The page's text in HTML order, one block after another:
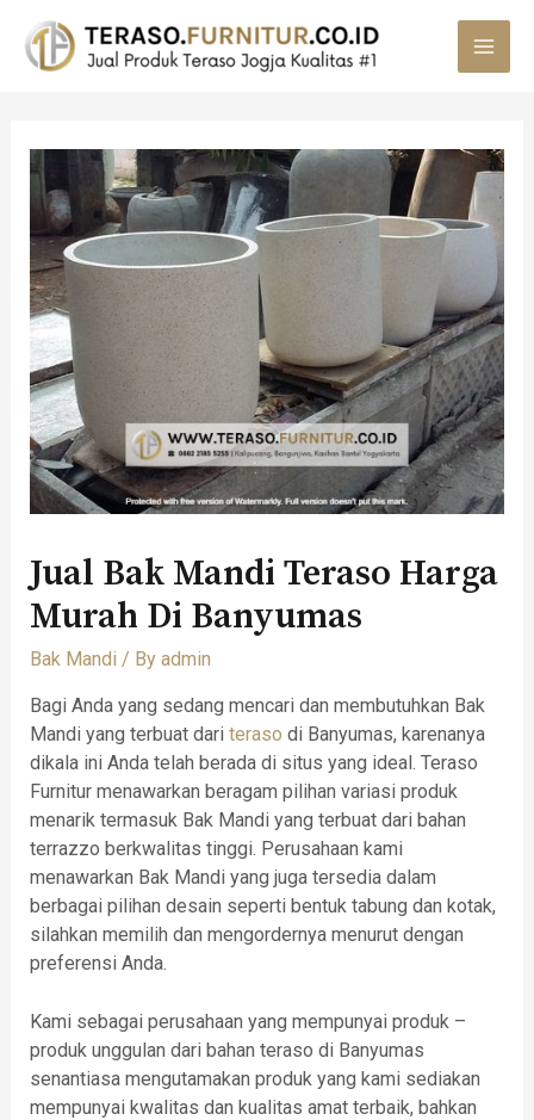
Jual Bak Mandi Teraso Harga
Murah Di Banyumas
Bak Mandi / By admin
Bagi Anda yang sedang mencari dan membutuhkan Bak
Mandi yang terbuat dari teraso di Banyumas, karenanya
dikala ini Anda telah berada di situs yang ideal. Teraso
Furnitur menawarkan beragam pilihan variasi produk
menarik termasuk Bak Mandi yang terbuat dari bahan
terrazzo berkwalitas tinggi. Perusahaan kami
menawarkan Bak Mandi yang juga tersedia dalam
berbagai pilihan desain seperti bentuk tabung dan kotak,
silahkan memilih dan mengordernya menurut dengan
preferensi Anda.
Kami sebagai perusahaan yang mempunyai produk –
produk unggulan dari bahan teraso di Banyumas
senantiasa mengutamakan produk yang kami sediakan
mempunyai kwalitas dan kualitas amat terbaik, bahkan